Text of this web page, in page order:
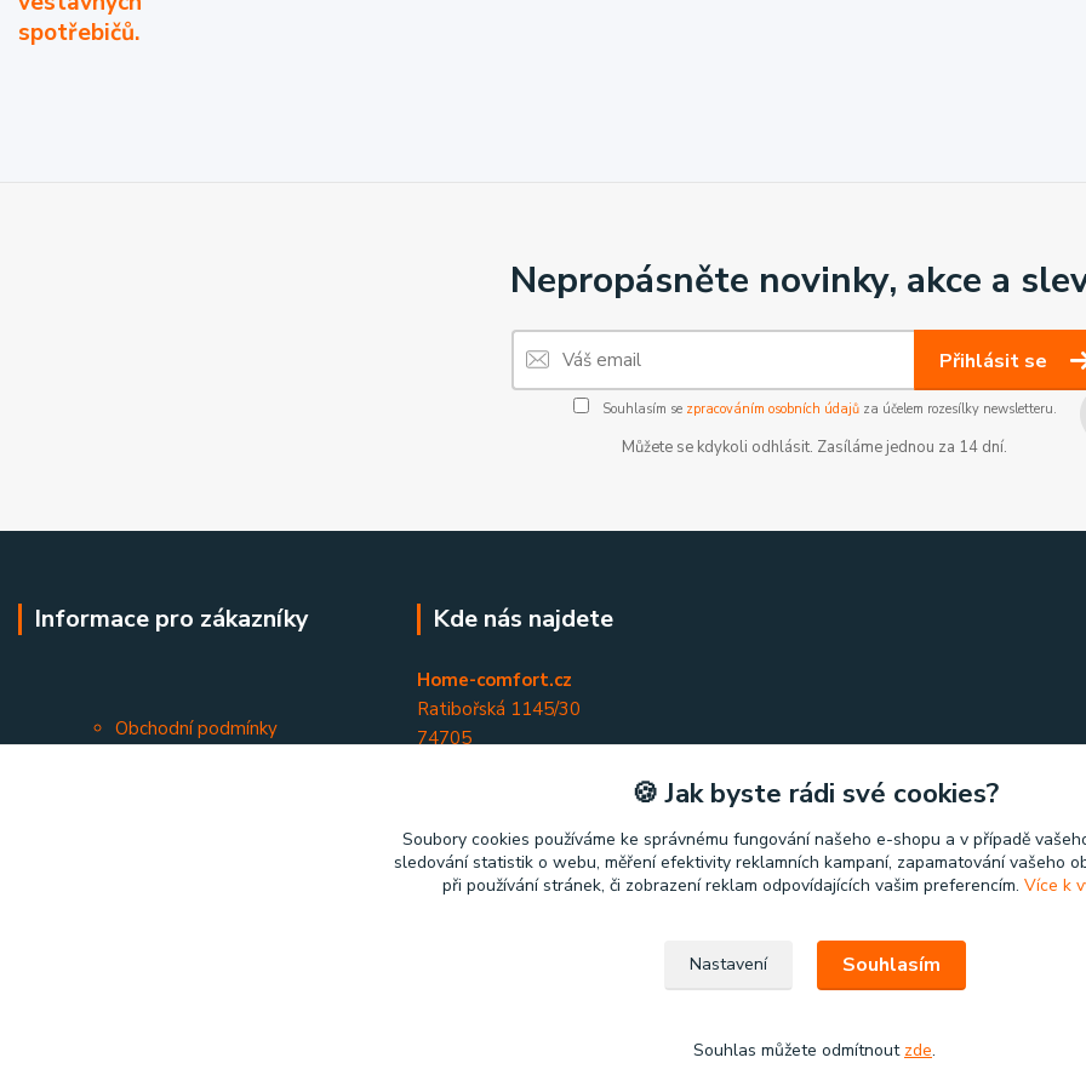
spotřebičů.
Nepropásněte novinky, akce a
Přihlásit se
Souhlasím se zpracováním osobních údajůza účelem rozesílky newsletteru.
Můžete se kdykoli odhlásit. Zasíláme jednou za 14 dní.
Informace pro zákazníky
Obchodní podmínky
Kde nás najdete
Home-comfort.cz
Ratibořská 1145/30
74705
🍪 Jak byste rádi své cookies?
Soubory cookies používáme ke správnému fungování našeho e-shopu a v případě
sledování statistik o webu, měření efektivity reklamních kampaní, zapamatování vašeho
při používání stránek, či zobrazení reklam odpovídajících vašim preferencím. Více k
Nastavení Souhlasím
Souhlas můžete odmítnout zde.